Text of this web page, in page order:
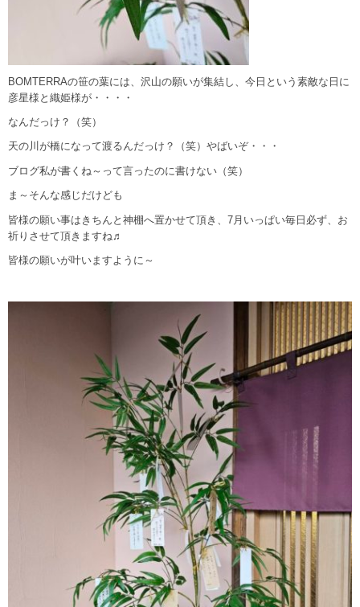
BOMTERRAの笹の葉には、沢山の願いが集結し、今日という素敵な日に
彦星様と織姫様が・・・・
なんだっけ？（笑）
天の川が橋になって渡るんだっけ？（笑）やばいぞ・・・
ブログ私が書くね～って言ったのに書けない（笑）
ま～そんな感じだけども
皆様の願い事はきちんと神棚へ置かせて頂き、7月いっぱい毎日必ず、お
祈りさせて頂きますね♬
皆様の願いが叶いますように～